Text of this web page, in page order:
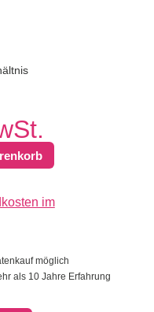
im
möglich
als 10 Jahre Erfahrung